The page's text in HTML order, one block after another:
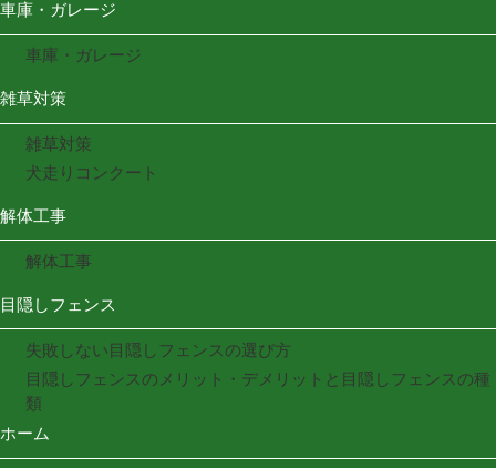
車庫・ガレージ
車庫・ガレージ
雑草対策
雑草対策
犬走りコンクート
解体工事
解体工事
目隠しフェンス
失敗しない目隠しフェンスの選び方
目隠しフェンスのメリット・デメリットと目隠しフェンスの種
類
ホーム